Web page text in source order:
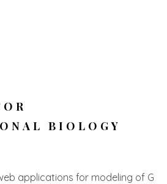
BIOLOGY
applications for modeling of G